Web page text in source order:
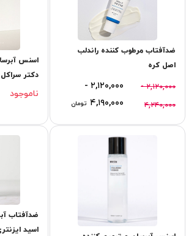
ضدآفتاب مرطوب کننده راندلب
اصل کره
۲,۱۲۰,۰۰۰ -
۴,۲۴۰,۰۰۰
۲,۱۲۰,۰۰۰ -
۴,۱۹۰,۰۰۰ تومان
اسنس
دکتر سراکل
ناموجود
ضدآفتاب
اسید